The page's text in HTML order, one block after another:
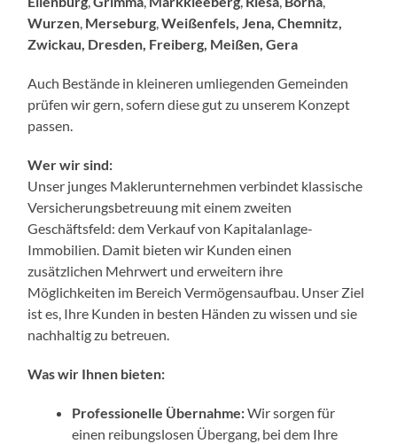
Wurzen, Merseburg,Weißenfels, Jena, Chemnitz,
Zwickau, Dresden, Freiberg, Meißen, Gera
Auch Bestände in kleineren umliegenden Gemeinden
prüfen wir gern, sofern diese gut zu unserem Konzept
passen.
Wer wir sind:
Unser junges Maklerunternehmen verbindet klassische
Versicherungsbetreuung mit einem zweiten
Geschäftsfeld: dem Verkauf von Kapitalanlage-
Immobilien. Damit bieten wir Kunden einen
zusätzlichen Mehrwert und erweitern ihre
Möglichkeiten im Bereich Vermögensaufbau. Unser Ziel
ist es, Ihre Kunden in besten Händen zu wissen und sie
nachhaltig zu betreuen.
Was wir Ihnen bieten:
Professionelle Übernahme:Wir sorgen für
einen reibungslosen Übergang, bei dem Ihre